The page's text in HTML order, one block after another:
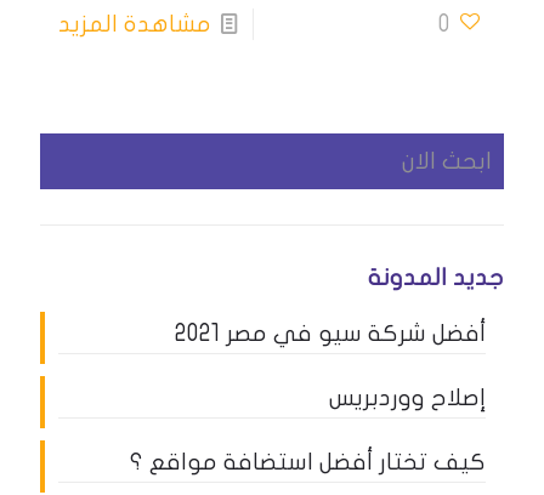
0 مشاهدة المزيد
جديد المدونة
أفضل شركة سيو في مصر 2021
إصلاح ووردبريس
كيف تختار أفضل استضافة مواقع ؟